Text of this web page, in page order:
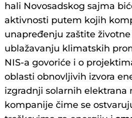
hali Novosadskog sajma
aktivnosti putem kojih
unapređenju zaštite
ublažavanju klimatskih
NIS-a govoriće i o
oblasti obnovljivih izvora
izgradnji solarnih elektrana
kompanije čime se